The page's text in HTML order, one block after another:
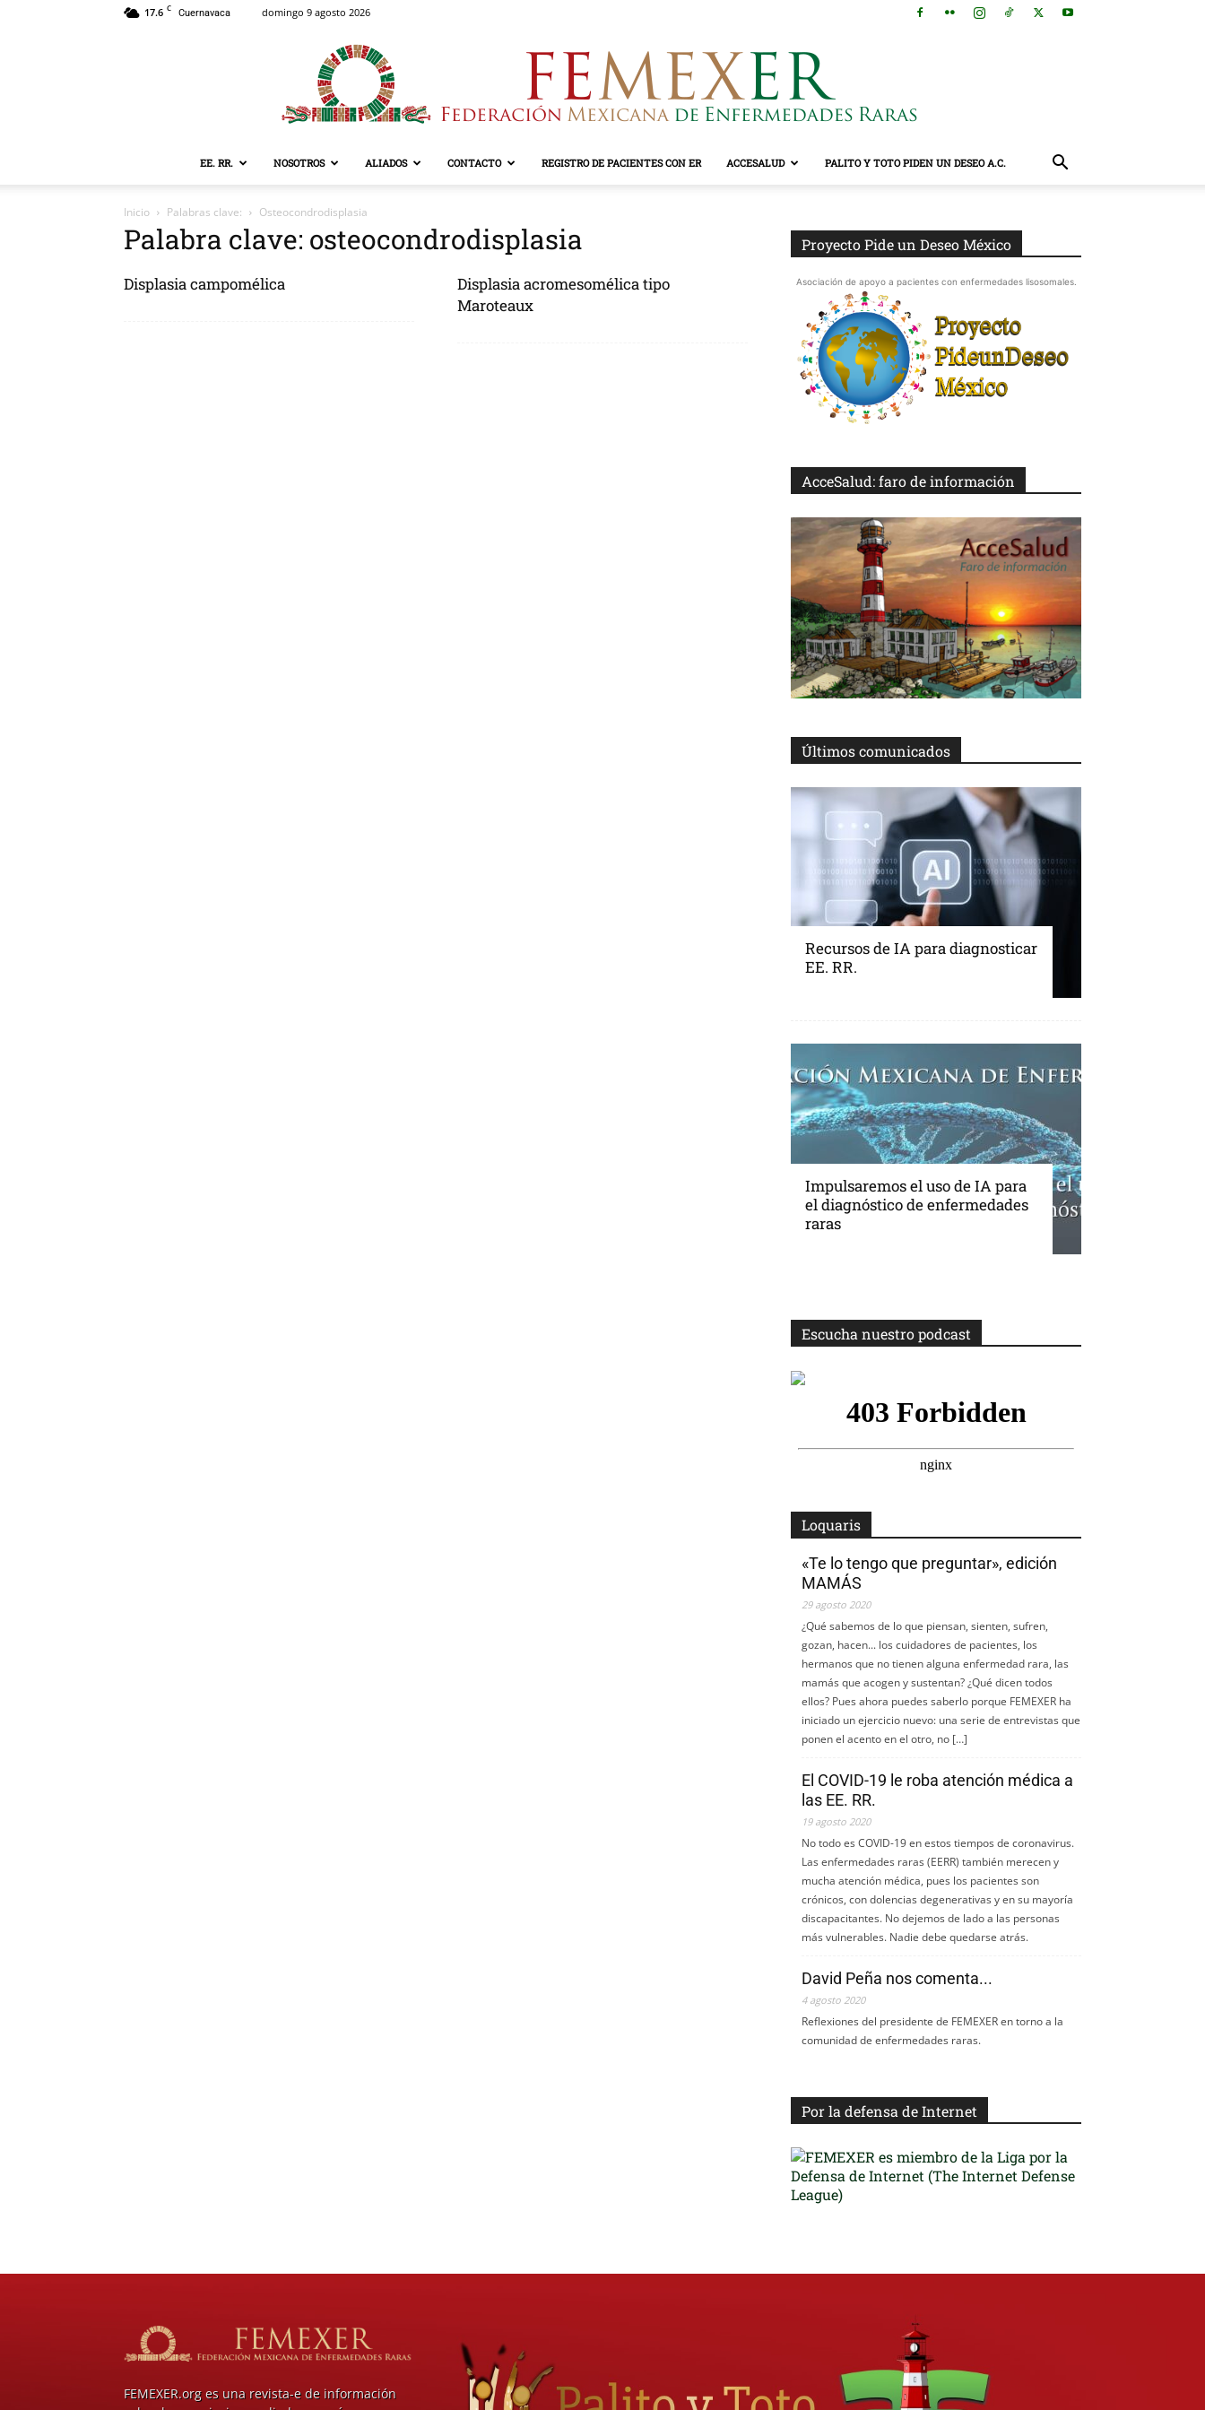
17.6 C Cuernavaca domingo 9 agosto 2026
EE. RR. NOSOTROS ALIADOS CONTACTO REGISTRO DE PACIENTES CON ER ACCESALUD PALITO Y TOTO PIDEN UN DESEO A.C.
Inicio Palabras clave: Osteocondrodisplasia
Palabra clave: osteocondrodisplasia
Displasia campomélica
Displasia acromesomélica tipo
Maroteaux
Proyecto Pide un Deseo México
Asociación de apoyo a pacientes con enfermedades lisosomales.
AcceSalud: faro de información
Últimos comunicados
Recursos de IA para diagnosticar
EE. RR.
Impulsaremos el uso de IA para
el diagnóstico de enfermedades
raras
Escucha nuestro podcast
Loquaris
«Te lo tengo que preguntar», edición
MAMÁS
29 agosto 2020
¿Qué sabemos de lo que piensan, sienten, sufren,
gozan, hacen... los cuidadores de pacientes, los
hermanos que no tienen alguna enfermedad rara, las
mamás que acogen y sustentan? ¿Qué dicen todos
ellos? Pues ahora puedes saberlo porque FEMEXER ha
iniciado un ejercicio nuevo: una serie de entrevistas que
ponen el acento en el otro, no […]
El COVID-19 le roba atención médica a
las EE. RR.
19 agosto 2020
No todo es COVID-19 en estos tiempos de coronavirus.
Las enfermedades raras (EERR) también merecen y
mucha atención médica, pues los pacientes son
crónicos, con dolencias degenerativas y en su mayoría
discapacitantes. No dejemos de lado a las personas
más vulnerables. Nadie debe quedarse atrás.
David Peña nos comenta...
4 agosto 2020
Reflexiones del presidente de FEMEXER en torno a la
comunidad de enfermedades raras.
Por la defensa de Internet
FEMEXER.org es una revista-e de información